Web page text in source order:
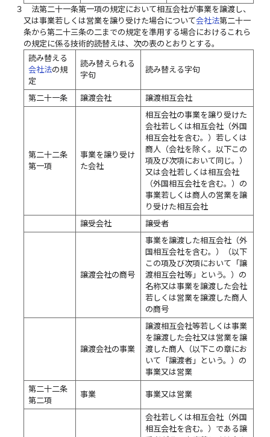
３
法第二十一条第一項の規定において相互会社が事業を譲渡し、
又は事業若しくは営業を譲り受けた場合について会社法第二十一
条から第二十三条の二までの規定を準用する場合におけるこれら
の規定に係る技術的読替えは、次の表のとおりとする。
読み替える
会社法の規
定
読み替えられる
字句
読み替える字句
第二十一条 譲渡会社 譲渡相互会社
第二十二条
第一項
事業を譲り受け
た会社
相互会社の事業を譲り受けた
会社若しくは相互会社（外国
相互会社を含む。）若しくは
商人（会社を除く。以下この
項及び次項において同じ。）
又は会社若しくは相互会社
（外国相互会社を含む。）の
事業若しくは商人の営業を譲
り受けた相互会社
譲受会社
譲受者
譲渡会社の商号
事業を譲渡した相互会社（外
国相互会社を含む。）（以下
この項及び次項において「譲
渡相互会社等」という。）の
名称又は事業を譲渡した会社
若しくは営業を譲渡した商人
の商号
譲渡会社の事業
譲渡相互会社等若しくは事業
を譲渡した会社又は営業を譲
渡した商人（以下この章にお
いて「譲渡者」という。）の
事業又は営業
第二十二条
第二項
事業 事業又は営業
会社若しくは相互会社（外国
相互会社を含む。）である譲